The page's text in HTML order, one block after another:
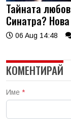
Тайната
Синатра?
06 Aug 14:48
КОМЕНТИРАЙ
Име *